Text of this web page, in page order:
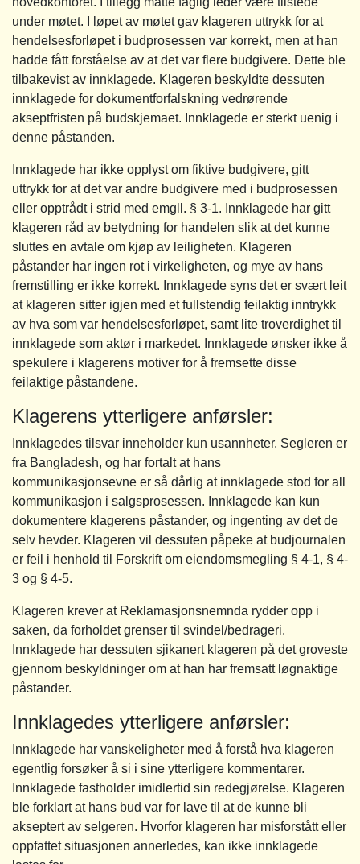
under møtet. I løpet av møtet gav klageren uttrykk for at
hendelsesforløpet i budprosessen var korrekt, men at han
hadde fått forståelse av at det var flere budgivere. Dette ble
tilbakevist av innklagede. Klageren beskyldte dessuten
innklagede for dokumentforfalskning vedrørende
akseptfristen på budskjemaet. Innklagede er sterkt uenig i
denne påstanden.
Innklagede har ikke opplyst om fiktive budgivere, gitt
uttrykk for at det var andre budgivere med i budprosessen
eller opptrådt i strid med emgll. § 3-1. Innklagede har gitt
klageren råd av betydning for handelen slik at det kunne
sluttes en avtale om kjøp av leiligheten. Klageren
påstander har ingen rot i virkeligheten, og mye av hans
fremstilling er ikke korrekt. Innklagede syns det er svært leit
at klageren sitter igjen med et fullstendig feilaktig inntrykk
av hva som var hendelsesforløpet, samt lite troverdighet til
innklagede som aktør i markedet. Innklagede ønsker ikke å
spekulere i klagerens motiver for å fremsette disse
feilaktige påstandene.
Klagerens ytterligere anførsler:
Innklagedes tilsvar inneholder kun usannheter. Segleren er
fra Bangladesh, og har fortalt at hans
kommunikasjonsevne er så dårlig at innklagede stod for all
kommunikasjon i salgsprosessen. Innklagede kan kun
dokumentere klagerens påstander, og ingenting av det de
selv hevder. Klageren vil dessuten påpeke at budjournalen
er feil i henhold til Forskrift om eiendomsmegling § 4-1, § 4-
3 og § 4-5.
Klageren krever at Reklamasjonsnemnda rydder opp i
saken, da forholdet grenser til svindel/bedrageri.
Innklagede har dessuten sjikanert klageren på det groveste
gjennom beskyldninger om at han har fremsatt løgnaktige
påstander.
Innklagedes ytterligere anførsler:
Innklagede har vanskeligheter med å forstå hva klageren
egentlig forsøker å si i sine ytterligere kommentarer.
Innklagede fastholder imidlertid sin redegjørelse. Klageren
ble forklart at hans bud var for lave til at de kunne bli
akseptert av selgeren. Hvorfor klageren har misforstått eller
oppfattet situasjonen annerledes, kan ikke innklagede